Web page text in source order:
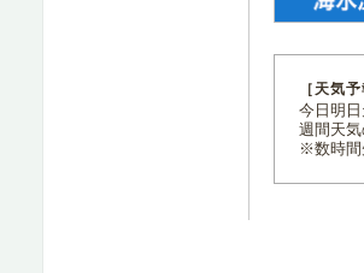
［天気
今日明
週間天
※数時間